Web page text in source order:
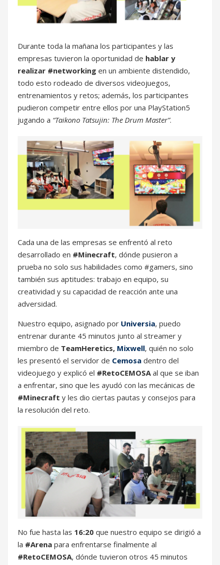
Durante toda la mañana los participantes y las
empresas tuvieron la oportunidad de hablar y
realizar #networking en un ambiente distendido,
todo esto rodeado de diversos videojuegos,
entrenamientos y retos; además, los participantes
pudieron competir entre ellos por una PlayStation5
jugando a “Taikono Tatsujin: The Drum Master”.
Cada una de las empresas se enfrentó al reto
desarrollado en #Minecraft, dónde pusieron a
prueba no solo sus habilidades como #gamers, sino
también sus aptitudes: trabajo en equipo, su
creatividad y su capacidad de reacción ante una
adversidad.
Nuestro equipo, asignado por Universia, puedo
entrenar durante 45 minutos junto al streamer y
miembro de TeamHeretics, Mixwell, quién no solo
les presentó el servidor de Cemosa dentro del
videojuego y explicó el #RetoCEMOSAal que se iban
a enfrentar, sino que les ayudó con las mecánicas de
#Minecraft y les dio ciertas pautas y consejos para
la resolución del reto.
No fue hasta las 16:20 que nuestro equipo se dirigió a
la #Arena para enfrentarse finalmente al
#RetoCEMOSA, dónde tuvieron otros 45 minutos